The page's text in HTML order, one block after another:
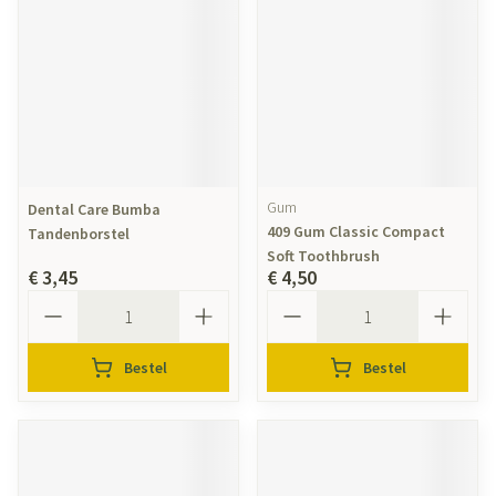
Dental Care Bumba
Tandenborstel
€ 3,45
Bestel
Gum
409 Gum Classic Compact
Soft Toothbrush
€ 4,50
Bestel